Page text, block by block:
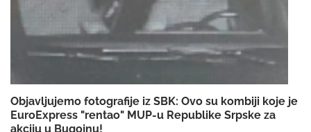
Objavljujemo fotografije iz SBK: Ovo su kombiji koje je
EuroExpress "rentao" MUP-u Republike Srpske za
akciju u Bugojnu!